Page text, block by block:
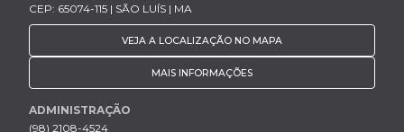
CEP: 65074-115 | SÃO LUÍS | MA
VEJA A LOCALIZAÇÃO NO MAPA
MAIS INFORMAÇÕES
ADMINISTRAÇÃO
(98) 2108-4524